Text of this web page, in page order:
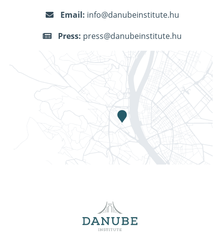
Email: info@danubeinstitute.hu
Press: press@danubeinstitute.hu